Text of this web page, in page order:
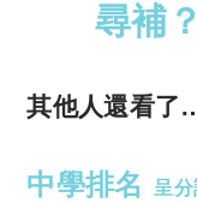
尋補
其他人還看
中學排名 呈分